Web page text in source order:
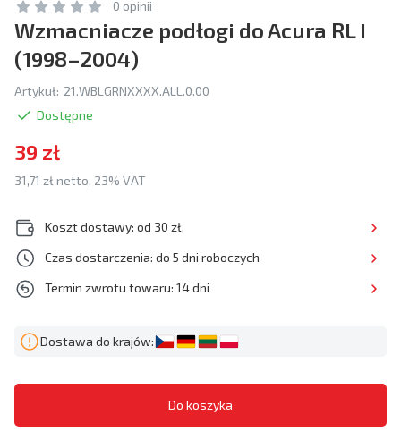
0 opinii
Wzmacniacze podłogi do Acura RL I
(1998–2004)
Artykuł: 21.WBLGRNXXXX.ALL.0.00
Dostępne
39 zł
31,71 zł netto, 23% VAT
Koszt dostawy: od 30 zł.
Czas dostarczenia: do 5 dni roboczych
Termin zwrotu towaru: 14 dni
Dostawa do krajów: